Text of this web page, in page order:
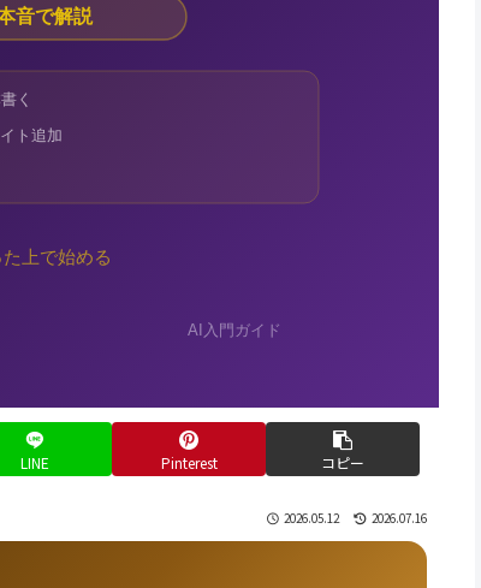
LINE Pinterest コピー
2026.05.12 2026.07.16